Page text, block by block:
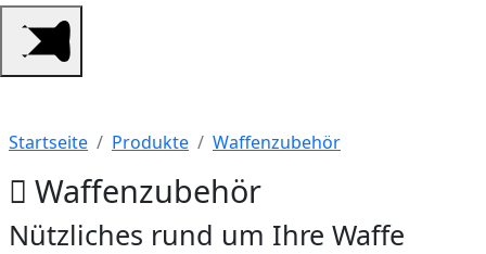
Startseite Produkte Waffenzubehör
Waffenzubehör
Nützliches rund um Ihre Waffe